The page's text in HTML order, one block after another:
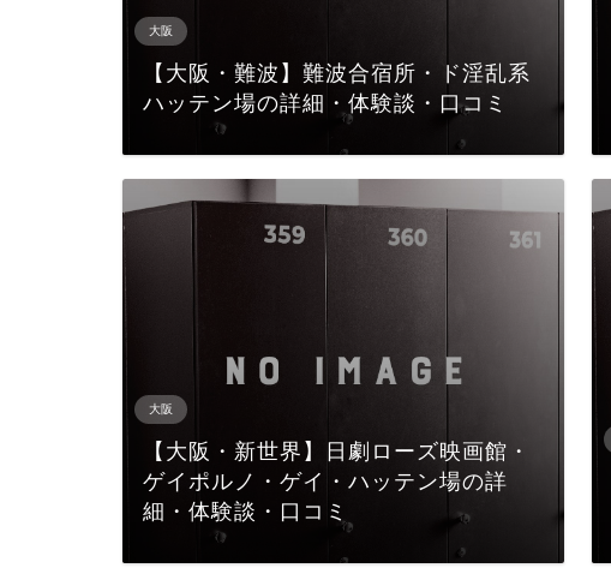
大阪
【大阪・難波】難波合宿所・ド淫乱系
ハッテン場の詳細・体験談・口コミ
大阪
【大阪・新世界】日劇ローズ映画館・
ゲイポルノ・ゲイ・ハッテン場の詳
細・体験談・口コミ